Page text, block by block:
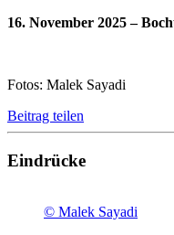
16. November 2025 –
Fotos: Malek Sayadi
Beitrag teilen
Eindrücke
© Malek Sayadi